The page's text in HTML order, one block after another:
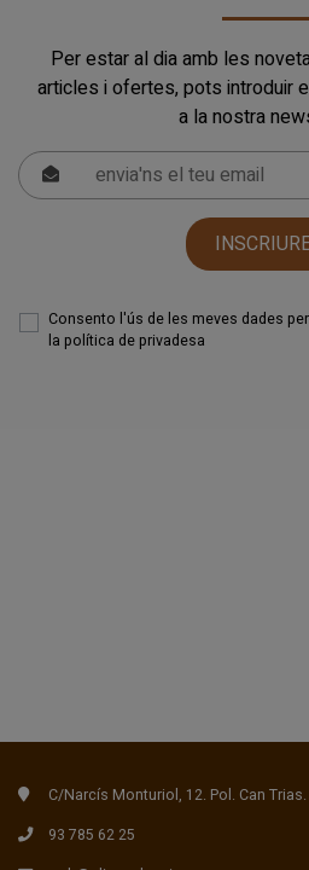
Per estar al dia amb les
articles i ofertes, pots introduir
a la nostra
Consento l'ús de les meves dades
la política de privadesa
C/Narcís Monturiol, 12. Pol. Can
93 785 62 25